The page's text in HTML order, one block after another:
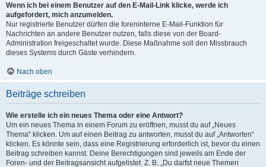
Wenn ich bei einem Benutzer auf den E-Mail-Link klicke, werde ich
aufgefordert, mich anzumelden.
Nur registrierte Benutzer dürfen die foreninterne E-Mail-Funktion für
Nachrichten an andere Benutzer nutzen, falls diese von der Board-
Administration freigeschaltet wurde. Diese Maßnahme soll den Missbrauch
dieses Systems durch Gäste verhindern.
Nach oben
Beiträge schreiben
Wie erstelle ich ein neues Thema oder eine Antwort?
Um ein neues Thema in einem Forum zu eröffnen, musst du auf „Neues
Thema“ klicken. Um auf einen Beitrag zu antworten, musst du auf „Antworten“
klicken. Es könnte sein, dass eine Registrierung erforderlich ist, bevor du einen
Beitrag schreiben kannst. Deine Berechtigungen sind jeweils am Ende der
Foren- und der Beitragsansicht aufgelistet. Z. B. „Du darfst neue Themen